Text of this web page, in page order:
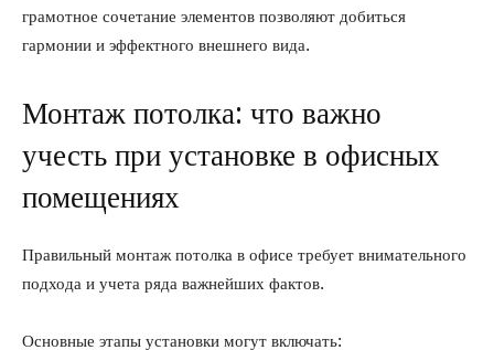
грамотное сочетание элементов позволяют добиться
гармонии и эффектного внешнего вида.
Монтаж потолка: что важно
учесть при установке в офисных
помещениях
Правильный монтаж потолка в офисе требует внимательного
подхода и учета ряда важнейших фактов.
Основные этапы установки могут включать: